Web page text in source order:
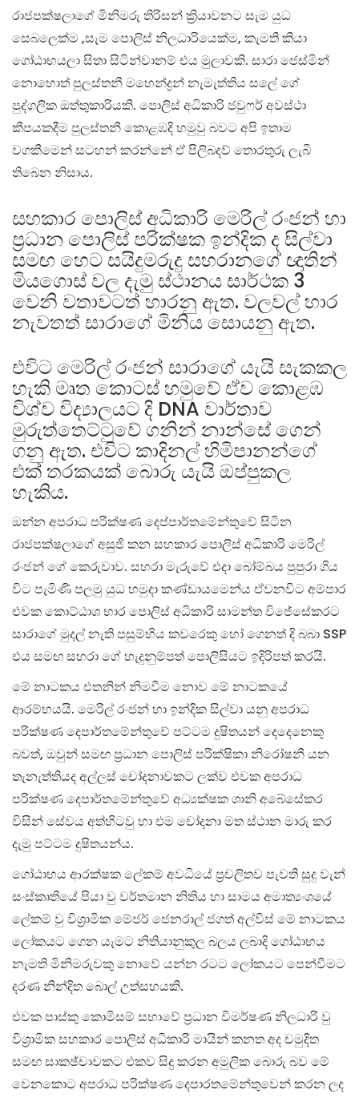
රාජපක්ෂලාගේ මිනිමරු තිරිසන් ක්‍රියාවනට සැම යුධ
සෙබලෙක්ම ,සැම පොලිස් නිලධාරියෙක්ම, කැමති කියා
ගෝඨාභයලා සිතා සිටින්වානම් එය මුලාවකි. සාරා ජෙස්මින්
නොහොත් පුලස්තනී මහෙන්ද්‍රන් නැමැත්තිය සලේ ගේ
පුද්ගලික ඔත්තුකාරියකි. පොලිස් අධිකාරි ජවුෆර් අවස්ථා
කීපයකදීම පුලස්තනී කොළඹදි හමුවු බවට අපි ඉතාම
වගකීමෙන් සටහන් කරන්නේ ඒ පිලිබදව් තොරතුරු ලැබි
තිබෙන නිසාය.
සහකාර පොලිස් අධිකාරි මෙරිල් රංජන් හා
ප්‍රධාන පොලිස් පරික්ෂක ඉන්දික ද සිල්වා
සමඟ හෙට සයිදුමරුදු සහරානගේ ඥාතින්
මියගොස් වල දැමු ස්ථානය සාර්ථක 3
වෙනි වතාවටත් හාරනු ඇත. වලවල් හාර
නැවතත් සාරාගේ මිනිය සොයනු ඇත.
එවිට මෙරිල් රංජන් සාරාගේ යැයි සැකකල
හැකි මෘත කොටස් හමුවේ ඒව කොළඹ
විශ්ව විද්‍යාලයට දි DNA වාර්තාව
මුරුත්තෙට්ටුවේ ගනින් නාන්සේ ගෙන්
ගනු ඇත. එවිට කාදිනල් හිමිපානන්ගේ
එක් තරකයක් බොරු යැයි ඔප්පුකල
හැකිය.
ඔන්න අපරාධ පරික්ෂණ දෙප්පාර්තමේන්තුවේ සිටින
රාජපක්ෂලාගේ අසුජි කන සහකාර පොලිස් අධිකාරි මෙරිල්
රංජන් ගේ කෙරුවාව. සහරා මැරුවේ එදා බෝම්බය පුපුරා ගිය
විට පැමිණි පලමු යුධ හමුදා කණ්ඩායමෙන්ය ඒවනවිට අම්පාර
එවක කොට්ඨාශ භාර පොලිස් අධිකාරි සාමන්ත විජේසේකරට
සාරාගේ මුදල් නැති පසුම්භිය කවරෙකු හෝ ගෙනත් දි බබා SSP
එය සමඟ සහරා ගේ හැදුනුම්පත් පොලිසියට ඉදිරිපත් කරයි.
මේ නාටකය එතනින් නිමවීම නොව මේ නාටකයේ
ආරම්භයයි. මෙරිල් රංජන් හා ඉන්දික සිල්වා යනු අපරාධ
පරික්ෂණ දෙපාර්තමේන්තුවේ පට්ටම දුෂිතයන් දෙදෙනෙකු
බවත්, ඔවුන් සමඟ ප්‍රධාන පොලිස් පරික්ෂිකා නිරෝෂනී යන
තැනැත්තියද අල්ලස් චෝදනාවකට ලක්ව එවක අපරාධ
පරික්ෂණ දෙපාර්තමේන්තුවේ අධ්‍යක්ෂක ශානි අබේසේකර
විසින් සේවය අත්හිටවු හා එම චෝදනා මත ස්ථාන මාරු කර
දැමු පට්ටම දුෂිතයන්ය.
ගෝඨාභය ආරක්ෂක ලේකම් අවධියේ ප්‍රචලිතව පැවති සුදු වැන්
සංස්කෘතියේ පියා වු වර්තමාන නිතිය හා සාමය අමාත්‍යංශයේ
ලේකම් වු විශ්‍රාමික මේජර් ජෙනරාල් ජගත් අල්විස් මේ නාටකය
ලෝකයට ගෙන යැමට නිතියානුකුල බලය ලබාදි ගෝඨාභය
නැමති මිනිමරුවකු නොවේ යන්න රටට ලෝකයට පෙන්වීමට
දරණ නින්දිත බොල් උත්සහයකි.
එවක පාස්කු කොමිසම් සභාවේ ප්‍රධාන විමර්ෂණ නිලධාරි වු
විශ්‍රාමික සහකාර පොලිස් අධිකාරි මායින් කනත අද චමුදිත
සමඟ සාකඡ්චාවකට එකව සිදු කරන අමුලික බොරු බව මේ
වෙනකොට අපරාධ පරික්ෂණ දෙපාරතමේන්තුවෙන් කරන ලද